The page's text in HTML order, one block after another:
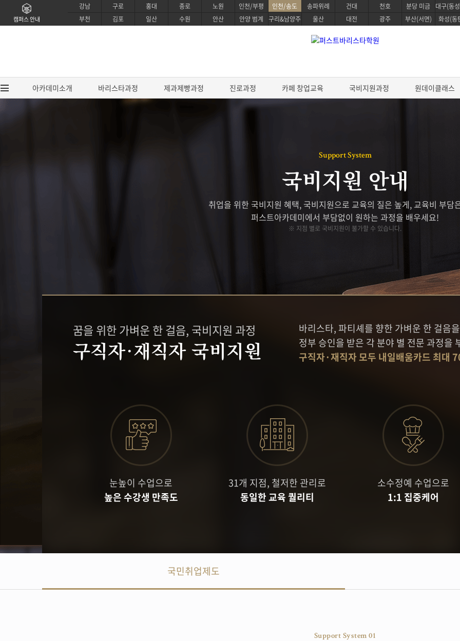
캠퍼스 안내
강남 홍대
구로 종로 건대 천호
노원 인천/송도 송파위례 분당 미금
인천/부평
부천
김포 일산 수원 안산 안양 범계 구리&남양주 울산 대전 광주 부산(서면) 화성(동
대구(동
SCA / IBS 바리스타 스킬
베이킹 클래스
베이킹 마스터 패키지
제과/제빵기능사
케이크 디자인 자격증
원데이 베이킹 클래스
케이크 마스터 프로
초콜릿 마스터 프로
영파티시에 마스터 코스
글로벌 베이킹 디플로마 과정
퍼스트 커리어 패스웨이
원데이클래스 커뮤니티 고객상담센터
아카데미소개 바리스타과정 제과제빵과정 진로과정 카페 창업교육 국비지원과정 원데이클래스
Support System
국비지원 안내
취업을 위한 국비지원 혜택, 국비지원으로 교육의 질은 높게, 교육비 부담
퍼스트아카데미에서 부담없이 원하는 과정을 배우세요!
※ 지점 별로 국비지원이 불가할 수 있습니다.
꿈을 위한 가벼운 한 걸음, 국비지원 과정
구직자·재직자 국비지원
바리스타, 파티셰를 향한 가벼운 한 걸음
정부 승인을 받은 각 분야 별 전문 과정을
구직자·재직자 모두 내일배움카드 최대
눈높이 수업으로
높은 수강생 만족도
31개 지점, 철저한 관리로
동일한 교육 퀄리티
소수정예 수업으로
1:1 집중케어
국민취업제도
Support System 01